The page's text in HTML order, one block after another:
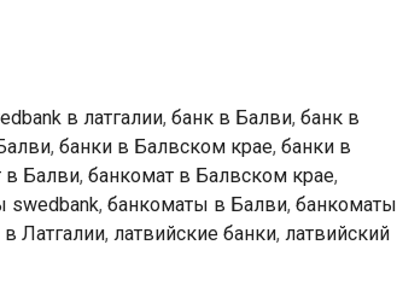
в латгалии, банк в Балви, банк в
, банки в Балвском крае, банки в
в Балви, банкомат в Балвском крае,
swedbank, банкоматы в Балви, банкоматы
Латгалии, латвийские банки, латвийский